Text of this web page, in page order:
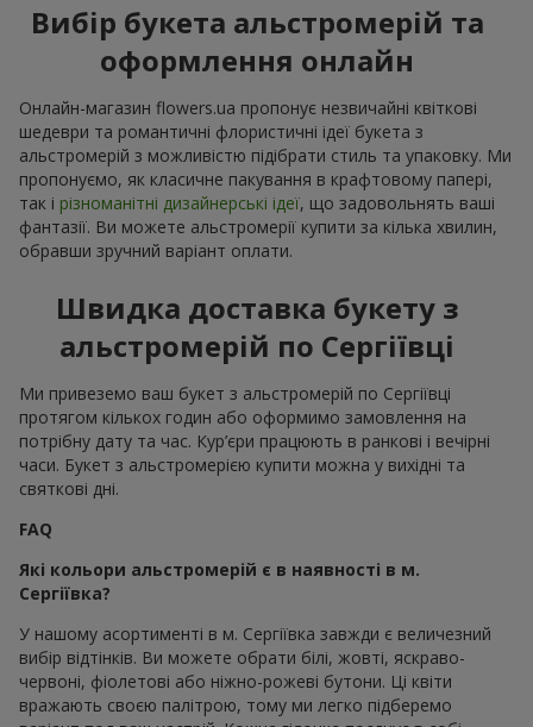
Вибір букета альстромерій та
оформлення онлайн
Онлайн-магазин flowers.ua пропонує незвичайні квіткові
шедеври та романтичні флористичні ідеї букета з
альстромерій з можливістю підібрати стиль та упаковку. Ми
пропонуємо, як класичне пакування в крафтовому папері,
так і різноманітні дизайнерські ідеї, що задовольнять ваші
фантазії. Ви можете альстромерії купити за кілька хвилин,
обравши зручний варіант оплати.
Швидка доставка букету з
альстромерій по Сергіївці
Ми привеземо ваш букет з альстромерій по Сергіївці
протягом кількох годин або оформимо замовлення на
потрібну дату та час. Кур’єри працюють в ранкові і вечірні
часи. Букет з альстромерією купити можна у вихідні та
святкові дні.
FAQ
Які кольори альстромерій є в наявності в м.
Сергіївка?
У нашому асортименті в м. Сергіївка завжди є величезний
вибір відтінків. Ви можете обрати білі, жовті, яскраво-
червоні, фіолетові або ніжно-рожеві бутони. Ці квіти
вражають своєю палітрою, тому ми легко підберемо